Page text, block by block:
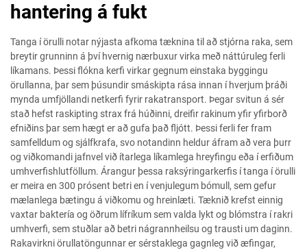
hantering á fukt
Tanga í örulli notar nýjasta afkoma tæknina til að stjórna raka, sem
breytir grunninn á því hvernig nærbuxur virka með náttúruleg ferli
líkamans. Þessi flókna kerfi virkar gegnum einstaka byggingu
örullanna, þar sem þúsundir smáskipta rása innan í hverjum þráði
mynda umfjöllandi netkerfi fyrir rakatransport. Þegar svitun á sér
stað hefst raskipting strax frá húðinni, dreifir rakinum yfir yfirborð
efniðins þar sem hægt er að gufa það fljótt. Þessi ferli fer fram
samfelldum og sjálfkrafa, svo notandinn heldur áfram að vera þurr
og viðkomandi jafnvel við ítarlega líkamlega hreyfingu eða í erfiðum
umhverfishlutföllum. Árangur þessa raksýringarkerfis í tanga í örulli
er meira en 300 prósent betri en í venjulegum bómull, sem gefur
mælanlega bætingu á viðkomu og hreinlæti. Tæknið krefst einnig
vaxtar baktería og öðrum lífríkum sem valda lykt og blómstra í rakri
umhverfi, sem stuðlar að betri nágrannheilsu og trausti um daginn.
Rakavirkni örullatöngunnar er sérstaklega gagnleg við æfingar,